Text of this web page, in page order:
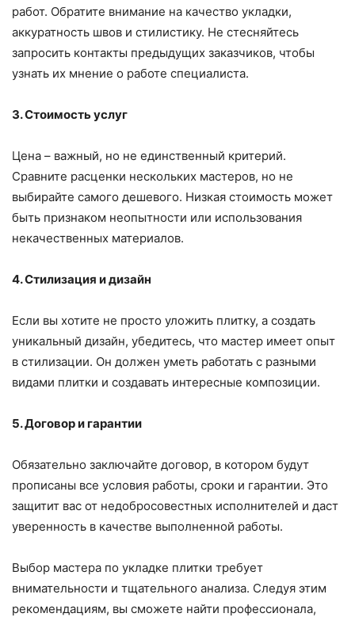
работ. Обратите внимание на качество укладки,
аккуратность швов и стилистику. Не стесняйтесь
запросить контакты предыдущих заказчиков, чтобы
узнать их мнение о работе специалиста.
3. Стоимость услуг
Цена – важный, но не единственный критерий.
Сравните расценки нескольких мастеров, но не
выбирайте самого дешевого. Низкая стоимость может
быть признаком неопытности или использования
некачественных материалов.
4. Стилизация и дизайн
Если вы хотите не просто уложить плитку, а создать
уникальный дизайн, убедитесь, что мастер имеет опыт
в стилизации. Он должен уметь работать с разными
видами плитки и создавать интересные композиции.
5. Договор и гарантии
Обязательно заключайте договор, в котором будут
прописаны все условия работы, сроки и гарантии. Это
защитит вас от недобросовестных исполнителей и даст
уверенность в качестве выполненной работы.
Выбор мастера по укладке плитки требует
внимательности и тщательного анализа. Следуя этим
рекомендациям, вы сможете найти профессионала,